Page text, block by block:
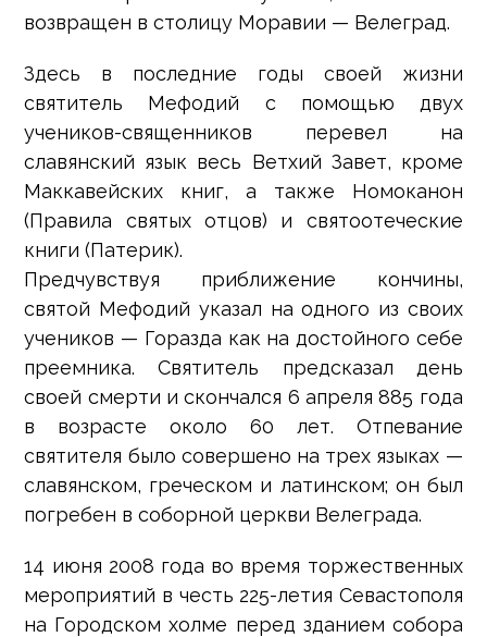
возвращен в столицу Моравии — Велеград.
Здесь в последние годы своей жизни
святитель Мефодий с помощью двух
учеников-священников перевел на
славянский язык весь Ветхий Завет, кроме
Маккавейских книг, а также Номоканон
(Правила святых отцов) и святоотеческие
книги (Патерик).
Предчувствуя приближение кончины,
святой Мефодий указал на одного из своих
учеников — Горазда как на достойного себе
преемника. Святитель предсказал день
своей смерти и скончался 6 апреля 885 года
в возрасте около 60 лет. Отпевание
святителя было совершено на трех языках —
славянском, греческом и латинском; он был
погребен в соборной церкви Велеграда.
14 июня 2008 года во время торжественных
мероприятий в честь 225-летия Севастополя
на Городском холме перед зданием собора